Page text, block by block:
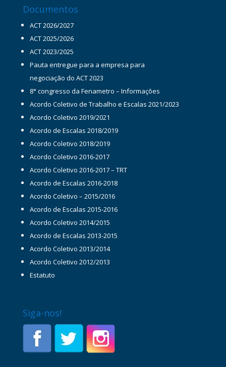
Documentos
ACT 2026/2027
ACT 2025/2026
ACT 2023/2025
Pauta entregue para a empresa para
negociação do ACT 2023
8° congresso da Fenametro – Informações
Acordo Coletivo de Trabalho e Escalas 2021/2023
Acordo Coletivo 2019/2021
Acordo de Escalas 2018/2019
Acordo Coletivo 2018/2019
Acordo Coletivo 2016-2017
Acordo Coletivo 2016-2017 – TRT
Acordo de Escalas 2016-2018
Acordo Coletivo – 2015/2016
Acordo de Escalas 2015-2016
Acordo Coletivo 2014/2015
Acordo de Escalas 2013-2015
Acordo Coletivo 2013/2014
Acordo Coletivo 2012/2013
Estatuto
Siga-nos!